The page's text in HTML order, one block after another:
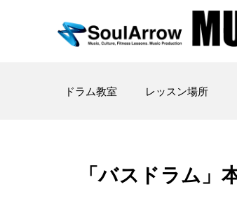
ドラム教室 レッスン場所
「バスドラム